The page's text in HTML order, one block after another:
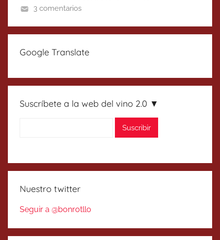
3 comentarios
Google Translate
Suscríbete a la web del vino 2.0 ▼
Nuestro twitter
Seguir a @bonrotllo